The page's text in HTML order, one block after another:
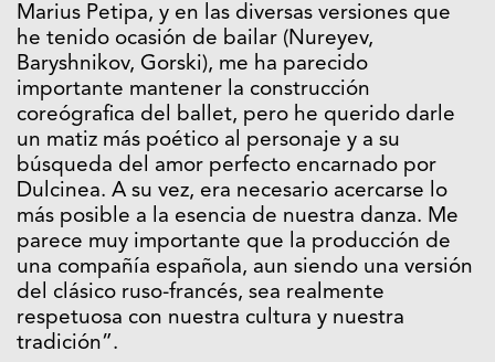
Marius Petipa, y en las diversas versiones que
he tenido ocasión de bailar (Nureyev,
Baryshnikov, Gorski), me ha parecido
importante mantener la construcción
coreógrafica del ballet, pero he querido darle
un matiz más poético al personaje y a su
búsqueda del amor perfecto encarnado por
Dulcinea. A su vez, era necesario acercarse lo
más posible a la esencia de nuestra danza. Me
parece muy importante que la producción de
una compañía española, aun siendo una versión
del clásico ruso-francés, sea realmente
respetuosa con nuestra cultura y nuestra
tradición”.